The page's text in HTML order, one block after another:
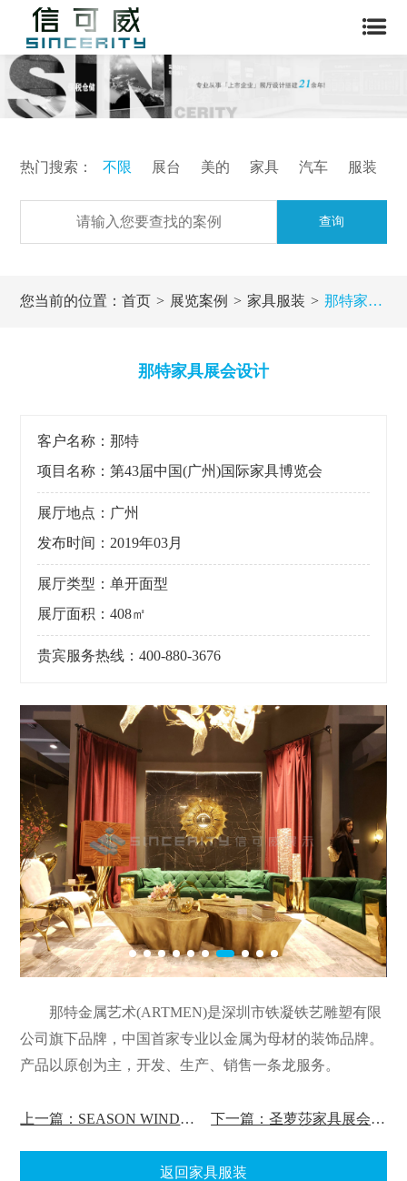
热门搜索： 不限 展台 美的 家具 汽车 服装
查询
您当前的位置：首页 展览案例 家具服装 那特家具展会设计
那特家具展会设计
客户名称：那特
项目名称：第43届中国(广州)国际家具博览会
展厅地点：广州
发布时间：2019年03月
展厅类型：单开面型
展厅面积：408㎡
贵宾服务热线：400-880-3676
那特金属艺术(ARTMEN)是深圳市铁凝铁艺雕塑有限
公司旗下品牌，中国首家专业以金属为母材的装饰品牌。
产品以原创为主，开发、生产、销售一条龙服务。
上一篇：SEASON WIND季候风服装展展会设计 下一篇：圣萝莎家具展会设计
返回家具服装